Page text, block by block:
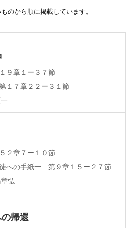
のから順に掲載しています。
９章１ー３７節
１７章２２ー３１節
２章７ー１０節
への手紙一 第９章１５ー２７節
弘
帰還